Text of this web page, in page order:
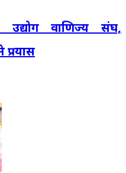
उद्योग वाणिज्य संघ,
प्रयास